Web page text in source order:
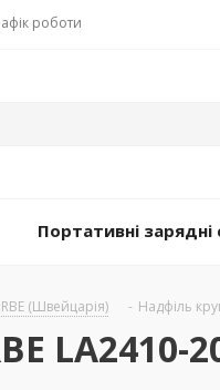
роботи
Портативні зарядні
(Швейцарія) - Надфіль
LА2410-